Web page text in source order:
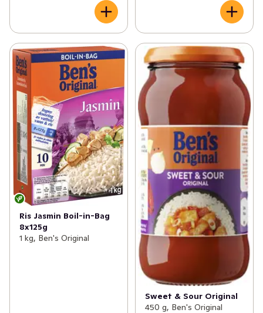
Ris Jasmin Boil-in-Bag
8x125g
1 kg, Ben's Original
Sweet & Sour Original
450 g, Ben's Original